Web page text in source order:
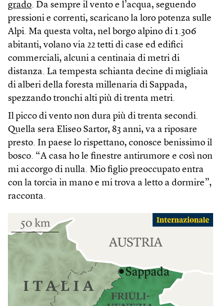
grado. Da sempre il vento e l’acqua, seguendo
pressioni e correnti, scaricano la loro potenza sulle
Alpi. Ma questa volta, nel borgo alpino di 1.306
abitanti, volano via 22 tetti di case ed edifici
commerciali, alcuni a centinaia di metri di
distanza. La tempesta schianta decine di migliaia
di alberi della foresta millenaria di Sappada,
spezzando tronchi alti più di trenta metri.
Il picco di vento non dura più di trenta secondi.
Quella sera Eliseo Sartor, 83 anni, va a riposare
presto. In paese lo rispettano, conosce benissimo il
bosco. “A casa ho le finestre antirumore e così non
mi accorgo di nulla. Mio figlio preoccupato entra
con la torcia in mano e mi trova a letto a dormire”,
racconta.